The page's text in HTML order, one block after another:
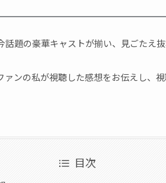
話題の豪華キャストが揃い、見ごたえ抜
ンの私が視聴した感想をお伝えし、
目次